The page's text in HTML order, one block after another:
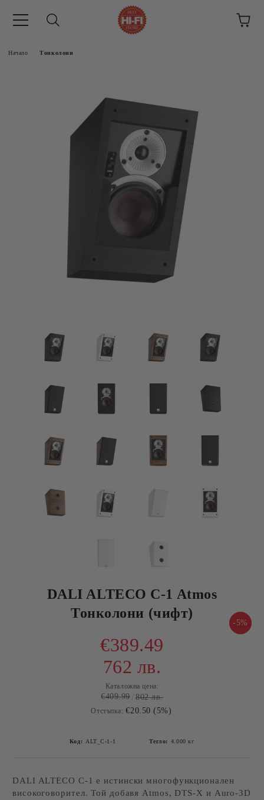
Начало Тонколони
DALI ALTECO C-1 Atmos
Тонколони (чифт)
-5%
€389.49
762 лв.
Каталожна цена:
€409.99 802 лв.
Отстъпка: €20.50 (5%)
Код: ALT_C-1-1 Тегло: 4.000 кг
DALI ALTECO C-1 е истински многофункционален
високоговорител. Той добавя Atmos, DTS-X и Auro-3D